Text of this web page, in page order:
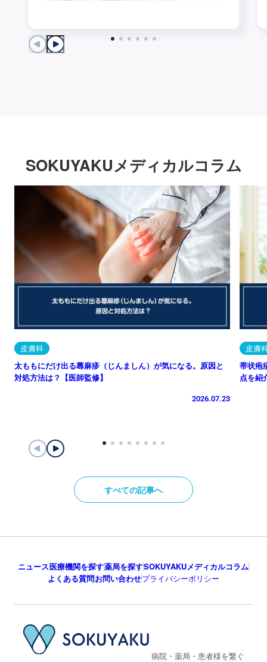
SOKUYAKUメディカルコラム
皮膚科
太ももにだけ出る蕁麻疹（じんましん）が気になる。原因と
対処方法は？【医師監修】
2026.07.23
皮膚
帯状疱
点を紹
すべての記事へ
ニュース医療機関を探す薬局を探すSOKUYAKUメディカルコラム
よくある質問お問い合わせプライバシーポリシー
病院・薬局・患者様を繋ぐ